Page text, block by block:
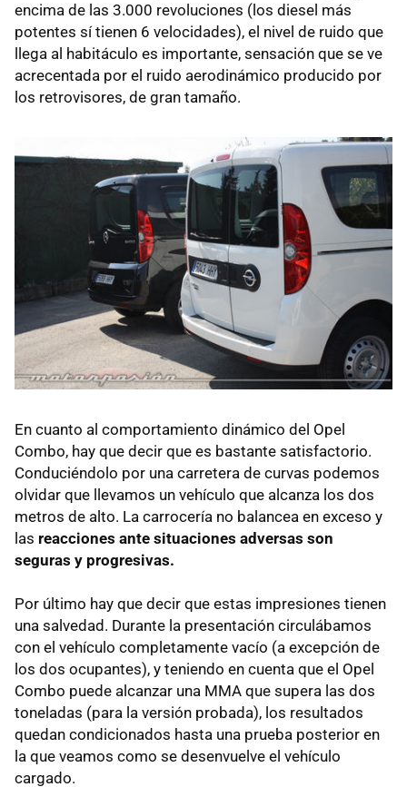
encima de las 3.000 revoluciones (los diesel más
potentes sí tienen 6 velocidades), el nivel de ruido que
llega al habitáculo es importante, sensación que se ve
acrecentada por el ruido aerodinámico producido por
los retrovisores, de gran tamaño.
En cuanto al comportamiento dinámico del Opel
Combo, hay que decir que es bastante satisfactorio.
Conduciéndolo por una carretera de curvas podemos
olvidar que llevamos un vehículo que alcanza los dos
metros de alto. La carrocería no balancea en exceso y
las reacciones ante situaciones adversas son
seguras y progresivas.
Por último hay que decir que estas impresiones tienen
una salvedad. Durante la presentación circulábamos
con el vehículo completamente vacío (a excepción de
los dos ocupantes), y teniendo en cuenta que el Opel
Combo puede alcanzar una MMA que supera las dos
toneladas (para la versión probada), los resultados
quedan condicionados hasta una prueba posterior en
la que veamos como se desenvuelve el vehículo
cargado.